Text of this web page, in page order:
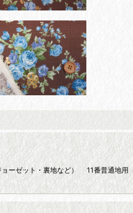
ゼット・裏地など） 11番普通地用